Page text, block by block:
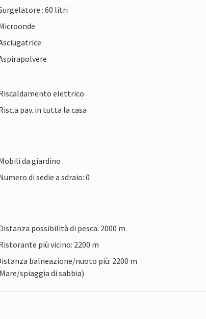
: 60 litri
elettrico
pav. in tutta la casa
da giardino
di sedie a sdraio: 0
possibilità di pesca: 2000 m
più vicino: 2200 m
balneazione/nuoto più: 2200 m
spiaggia di sabbia)